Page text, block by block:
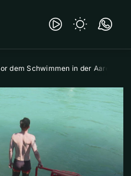
dem Schwimmen in der Aare